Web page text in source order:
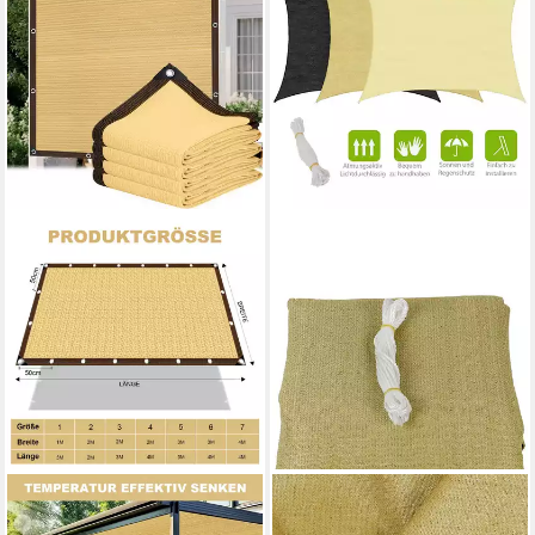
ROSNEK
Sonnensegel Garten
FEEL2HOME
Sonnensegel